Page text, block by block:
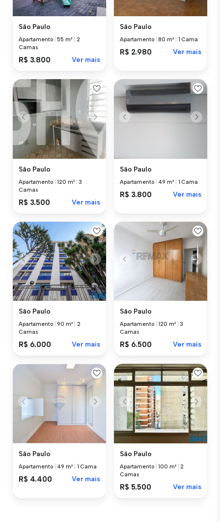
São Paulo
Apartamento |55 m²
2
Camas
R$ 3.800 Ver mais
São Paulo
Apartamento |80 m² 1 Cama
R$ 2.980 Ver mais
São Paulo
Apartamento |120 m² |3
Camas
R$ 3.500 Ver mais
São Paulo
Apartamento 49 m² 1 Cama
R$ 3.800 Ver mais
São Paulo
Apartamento |90 m²
2
Camas
R$ 6.000 Ver mais
São Paulo
Apartamento |120 m² |3
Camas
R$ 6.500 Ver mais
São Paulo
Apartamento 49 m² 1 Cama
R$ 4.400 Ver mais
São Paulo
Apartamento |100 m²
2
Camas
R$ 5.500 Ver mais